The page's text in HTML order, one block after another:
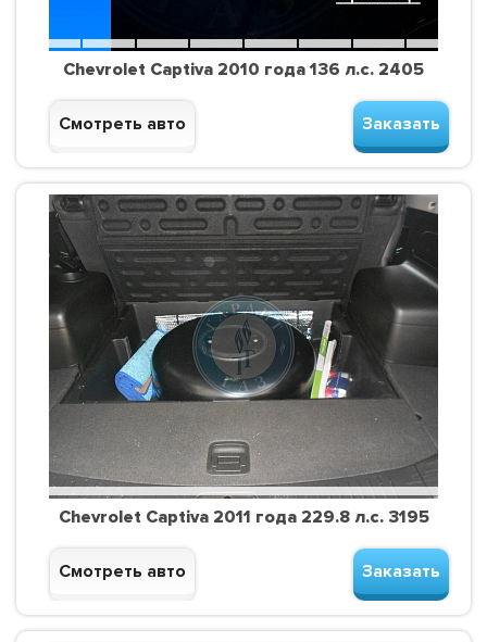
Chevrolet Captiva 2010 года 136 л.с. 2405
Смотреть авто Заказать
Chevrolet Captiva 2011 года 229.8 л.с. 3195
Смотреть авто Заказать